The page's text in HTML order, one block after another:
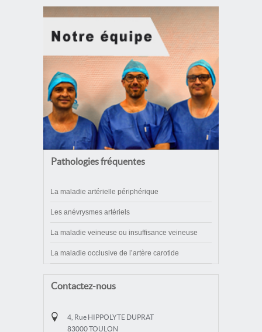
Pathologies fréquentes
La maladie artérielle périphérique
Les anévrysmes artériels
La maladie veineuse ou insuffisance veineuse
La maladie occlusive de l’artère carotide
Contactez-nous
4, Rue HIPPOLYTE DUPRAT
83000 TOULON